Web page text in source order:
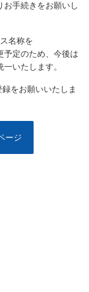
お手続きをお願いし
名称を
定のため、 今後は
いたします。
をお願いいたしま
ージ